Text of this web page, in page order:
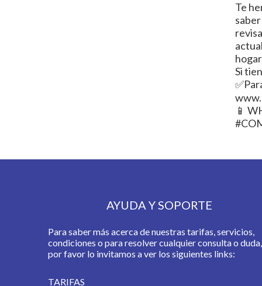
Te
Si
📱
AYUDA Y SOPORTE
Para saber más acerca de nuestras tarifas, servicios,
condiciones o para resolver cualquier consulta o duda,
por favor lo invitamos a ver los siguientes links:
TARIFAS